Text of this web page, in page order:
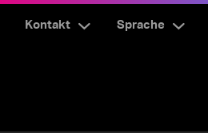
Kontakt Sprache